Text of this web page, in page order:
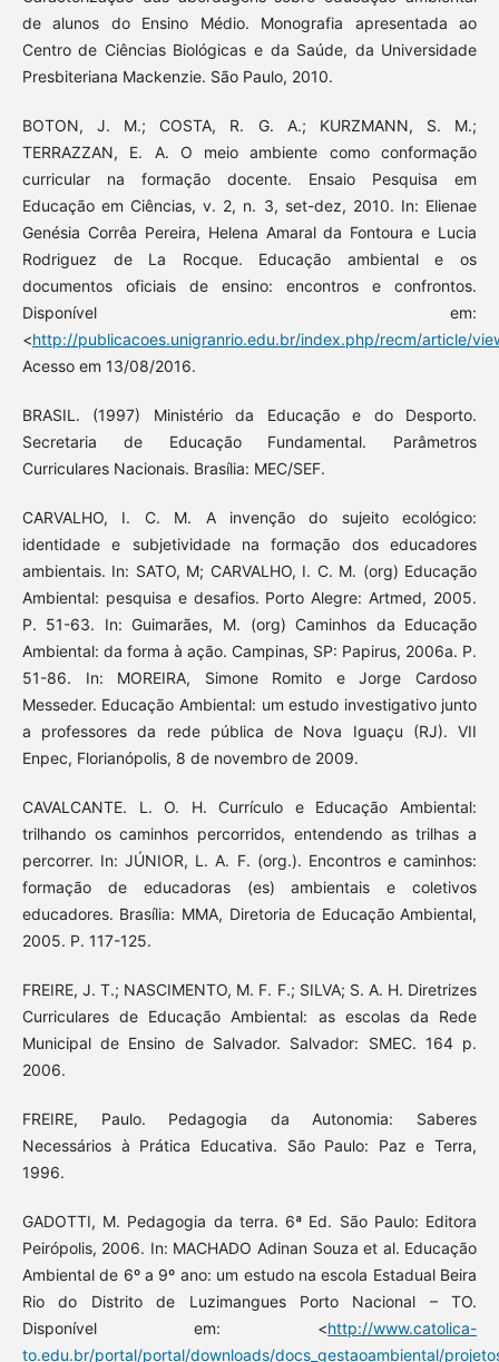
de alunos do Ensino Médio. Monografia apresentada ao
Centro de Ciências Biológicas e da Saúde, da Universidade
Presbiteriana Mackenzie. São Paulo, 2010.
BOTON, J. M.; COSTA, R. G. A.; KURZMANN, S. M.;
TERRAZZAN, E. A. O meio ambiente como conformação
curricular na formação docente. Ensaio Pesquisa em
Educação em Ciências, v. 2, n. 3, set-dez, 2010. In: Elienae
Genésia Corrêa Pereira, Helena Amaral da Fontoura e Lucia
Rodriguez de La Rocque. Educação ambiental e os
documentos oficiais de ensino: encontros e confrontos.
Disponível em:
<http://publicacoes.unigranrio.edu.br/index.php/recm/article/
Acesso em 13/08/2016.
BRASIL. (1997) Ministério da Educação e do Desporto.
Secretaria de Educação Fundamental. Parâmetros
Curriculares Nacionais. Brasília: MEC/SEF.
CARVALHO, I. C. M. A invenção do sujeito ecológico:
identidade e subjetividade na formação dos educadores
ambientais. In: SATO, M; CARVALHO, I. C. M. (org) Educação
Ambiental: pesquisa e desafios. Porto Alegre: Artmed, 2005.
P. 51-63. In: Guimarães, M. (org) Caminhos da Educação
Ambiental: da forma à ação. Campinas, SP: Papirus, 2006a. P.
51-86. In: MOREIRA, Simone Romito e Jorge Cardoso
Messeder. Educação Ambiental: um estudo investigativo junto
a professores da rede pública de Nova Iguaçu (RJ). VII
Enpec, Florianópolis, 8 de novembro de 2009.
CAVALCANTE. L. O. H. Currículo e Educação Ambiental:
trilhando os caminhos percorridos, entendendo as trilhas a
percorrer. In: JÚNIOR, L. A. F. (org.). Encontros e caminhos:
formação de educadoras (es) ambientais e coletivos
educadores. Brasília: MMA, Diretoria de Educação Ambiental,
2005. P. 117-125.
FREIRE, J. T.; NASCIMENTO, M. F. F.; SILVA; S. A. H. Diretrizes
Curriculares de Educação Ambiental: as escolas da Rede
Municipal de Ensino de Salvador. Salvador: SMEC. 164 p.
2006.
FREIRE, Paulo. Pedagogia da Autonomia: Saberes
Necessários à Prática Educativa. São Paulo: Paz e Terra,
1996.
GADOTTI, M. Pedagogia da terra. 6ª Ed. São Paulo: Editora
Peirópolis, 2006. In: MACHADO Adinan Souza et al. Educação
Ambiental de 6º a 9º ano: um estudo na escola Estadual Beira
Rio do Distrito de Luzimangues Porto Nacional – TO.
Disponível em: <http://www.catolica-
to.edu.br/portal/portal/downloads/docs_gestaoambiental/